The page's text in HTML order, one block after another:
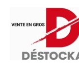
contenu